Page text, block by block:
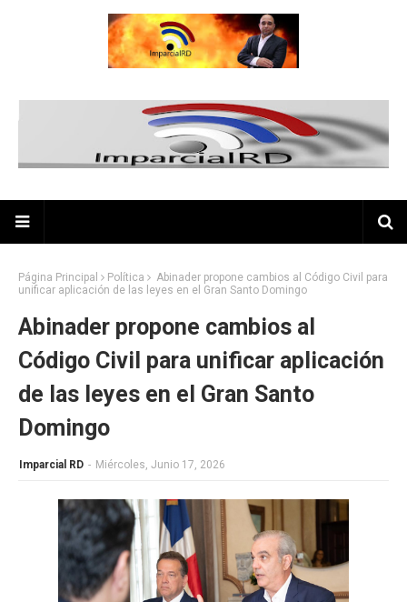
Página Principal Política
Abinader propone cambios al Código Civil para
unificar aplicación de las leyes en el Gran Santo Domingo
Abinader propone cambios al
Código Civil para unificar aplicación
de las leyes en el Gran Santo
Domingo
Imparcial RD - Miércoles, Junio 17, 2026